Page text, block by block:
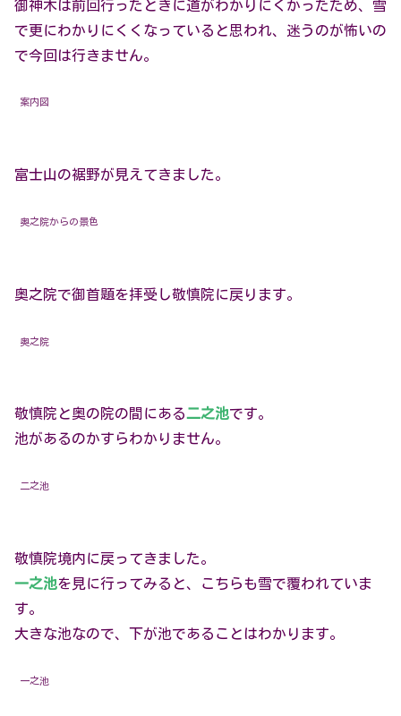
御神木は前回行ったときに道がわかりにくかったため、雪
で更にわかりにくくなっていると思われ、迷うのが怖いの
で今回は行きません。
案内図
富士山の裾野が見えてきました。
奥之院からの景色
奥之院で御首題を拝受し敬慎院に戻ります。
奥之院
敬慎院と奥の院の間にある二之池です。
池があるのかすらわかりません。
二之池
敬慎院境内に戻ってきました。
一之池を見に行ってみると、こちらも雪で覆われていま
す。
大きな池なので、下が池であることはわかります。
一之池